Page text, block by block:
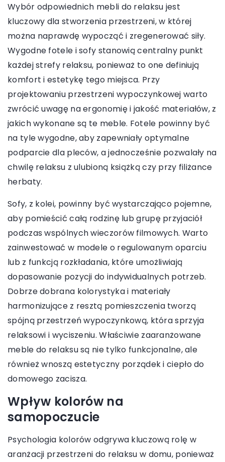
Wybór odpowiednich mebli do relaksu jest
kluczowy dla stworzenia przestrzeni, w której
można naprawdę wypocząć i zregenerować siły.
Wygodne fotele i sofy stanowią centralny punkt
każdej strefy relaksu, ponieważ to one definiują
komfort i estetykę tego miejsca. Przy
projektowaniu przestrzeni wypoczynkowej warto
zwrócić uwagę na ergonomię i jakość materiałów, z
jakich wykonane są te meble. Fotele powinny być
na tyle wygodne, aby zapewniały optymalne
podparcie dla pleców, a jednocześnie pozwalały na
chwilę relaksu z ulubioną książką czy przy filiżance
herbaty.
Sofy, z kolei, powinny być wystarczająco pojemne,
aby pomieścić całą rodzinę lub grupę przyjaciół
podczas wspólnych wieczorów filmowych. Warto
zainwestować w modele o regulowanym oparciu
lub z funkcją rozkładania, które umożliwiają
dopasowanie pozycji do indywidualnych potrzeb.
Dobrze dobrana kolorystyka i materiały
harmonizujące z resztą pomieszczenia tworzą
spójną przestrzeń wypoczynkową, która sprzyja
relaksowi i wyciszeniu. Właściwie zaaranżowane
meble do relaksu są nie tylko funkcjonalne, ale
również wnoszą estetyczny porządek i ciepło do
domowego zacisza.
Wpływ kolorów na
samopoczucie
Psychologia kolorów odgrywa kluczową rolę w
aranżacji przestrzeni do relaksu w domu, ponieważ